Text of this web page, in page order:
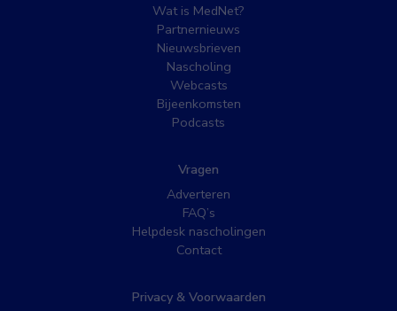
Wat is MedNet?
Partnernieuws
Nieuwsbrieven
Nascholing
Webcasts
Bijeenkomsten
Podcasts
Vragen
Adverteren
FAQ’s
Helpdesk nascholingen
Contact
Privacy & Voorwaarden